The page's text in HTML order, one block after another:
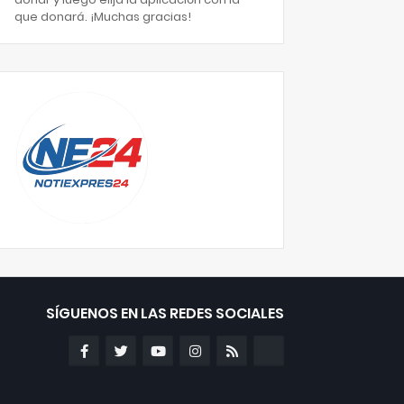
que donará. ¡Muchas gracias!
SÍGUENOS EN LAS REDES SOCIALES